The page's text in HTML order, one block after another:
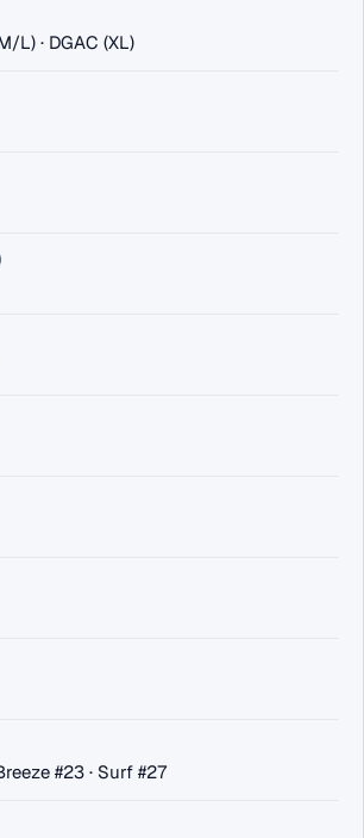
LOGIN)
L) · DGAC (XL)
#23 · Surf #27